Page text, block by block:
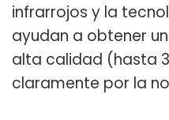
infrarrojos y la
ayudan a obtener
alta calidad (hasta
claramente por la